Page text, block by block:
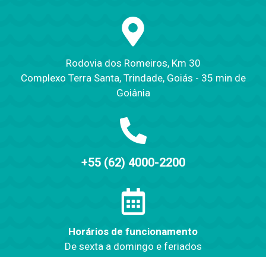
Rodovia dos Romeiros, Km 30
Complexo Terra Santa, Trindade, Goiás - 35 min de
Goiânia
+55 (62) 4000-2200
Horários de funcionamento
De sexta a domingo e feriados